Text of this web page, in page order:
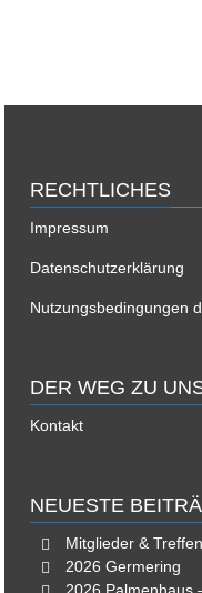
RECHTLICHES
Impressum
Datenschutzerklärung
Nutzungsbedingungen
DER WEG ZU
Kontakt
NEUESTE
Mitglieder & Treffen
2026 Germering